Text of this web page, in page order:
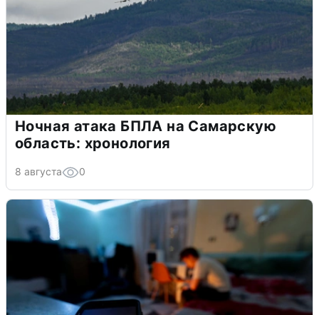
Ночная атака БПЛА на Самарскую
область: хронология
8 августа 0